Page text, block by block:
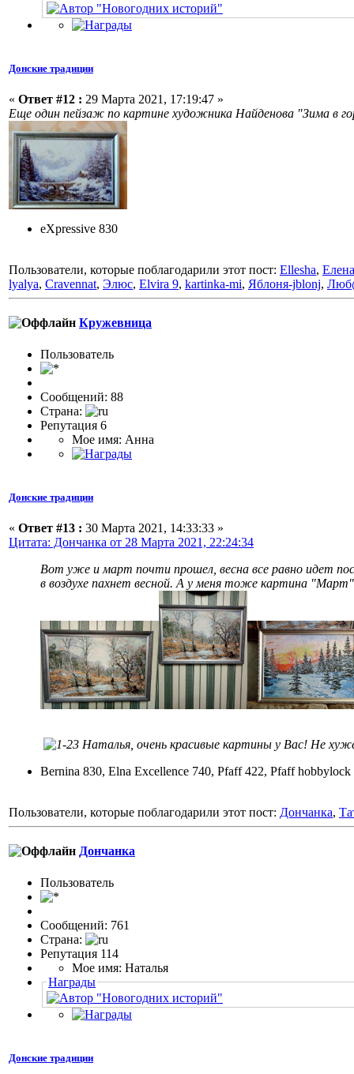
Донские традиции
« Ответ #12 : 29 Марта 2021, 17:19:47 »
Еще один пейзаж по картине художника Найденова "Зима в
eXpressive 830
Пользователи, которые поблагодарили этот пост: Ellesha,
lyalya, Cravennat, Элюс, Elvira 9, kartinka-mi, Яблоня-jblonj,
Кружевница
Пользовaтeль
Сообщений: 88
Страна:
Репутация 6
Мое имя: Анна
Донские традиции
« Ответ #13 : 30 Марта 2021, 14:33:33 »
Цитата: Дончанка от 28 Марта 2021, 22:24:34
Вот уже и март почти прошел, весна все равно идет
в воздухе пахнет весной. А у меня тоже картина
Наталья, очень красивые картины у Вас! Не
Bernina 830, Elna Excellence 740, Pfaff 422, Pfaff
Пользователи, которые поблагодарили этот пост: Дончанка,
Дончанка
Пользовaтeль
Сообщений: 761
Страна:
Репутация 114
Мое имя: Наталья
Награды
Донские традиции